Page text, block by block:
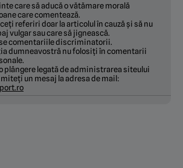
care să aducă o vătămare morală
care comentează.
referiri doar la articolul în cauză și să nu
vulgar sau care să jignească.
comentariile discriminatorii.
dumneavostră nu folosiți în comentarii
plângere legată de administrarea siteului
un mesaj la adresa de mail: